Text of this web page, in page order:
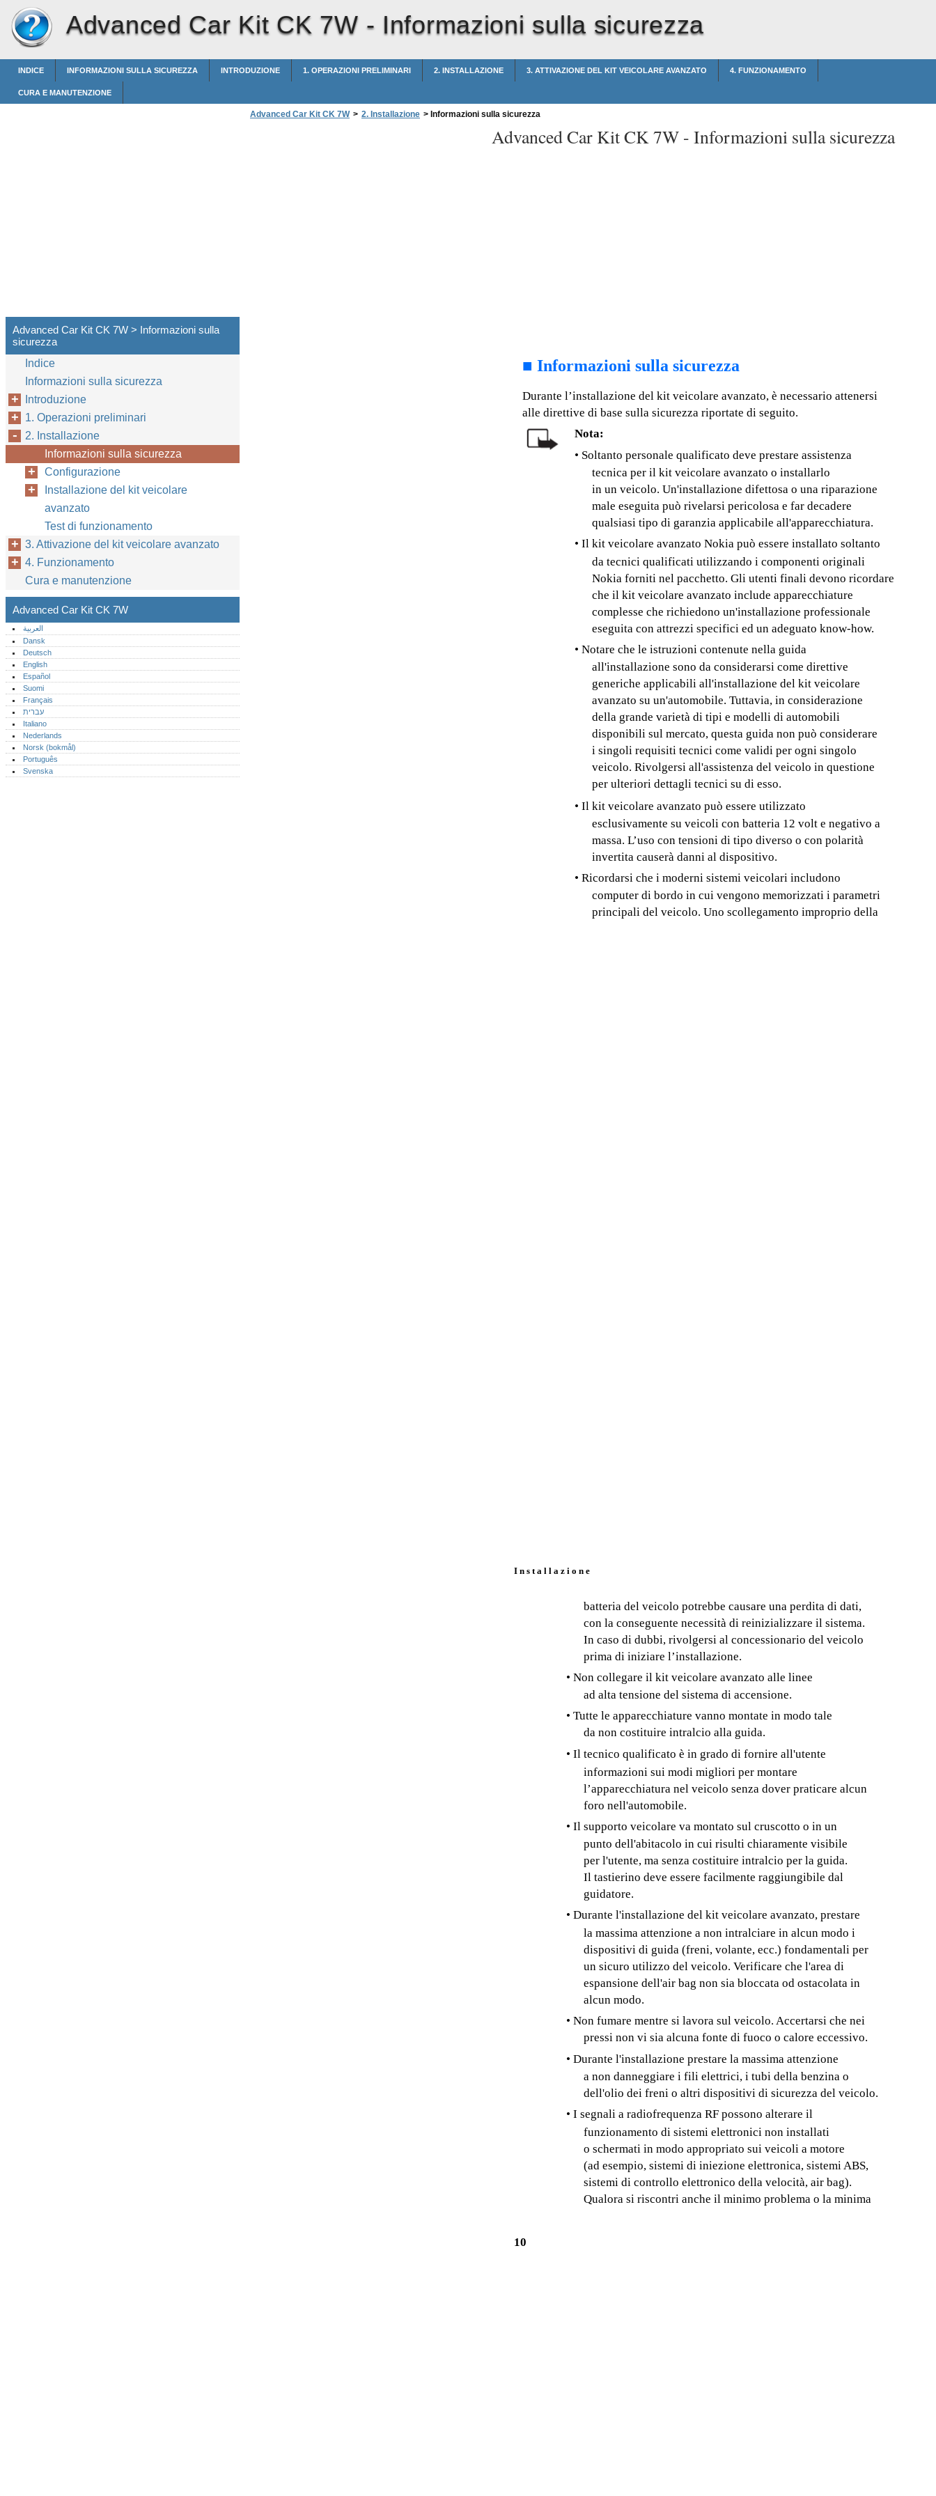
Advanced Car Kit CK 7W - Informazioni sulla sicurezza
INDICE INFORMAZIONI SULLA SICUREZZA INTRODUZIONE 1. OPERAZIONI PRELIMINARI 2. INSTALLAZIONE 3. ATTIVAZIONE DEL KIT VEICOLARE AVANZATO 4. FUNZIONAMENTO
CURA E MANUTENZIONE
Advanced Car Kit CK 7W > 2. Installazione > Informazioni sulla sicurezza
Advanced Car Kit CK 7W - Informazioni sulla sicurezza
■ Informazioni sulla sicurezza
Durante l’installazione del kit veicolare avanzato, è necessario attenersi
alle direttive di base sulla sicurezza riportate di seguito.
Nota:
• Soltanto personale qualificato deve prestare assistenza
tecnica per il kit veicolare avanzato o installarlo
in un veicolo. Un'installazione difettosa o una riparazione
male eseguita può rivelarsi pericolosa e far decadere
qualsiasi tipo di garanzia applicabile all'apparecchiatura.
• Il kit veicolare avanzato Nokia può essere installato soltanto
da tecnici qualificati utilizzando i componenti originali
Nokia forniti nel pacchetto. Gli utenti finali devono ricordare
che il kit veicolare avanzato include apparecchiature
complesse che richiedono un'installazione professionale
eseguita con attrezzi specifici ed un adeguato know-how.
• Notare che le istruzioni contenute nella guida
all'installazione sono da considerarsi come direttive
generiche applicabili all'installazione del kit veicolare
avanzato su un'automobile. Tuttavia, in considerazione
della grande varietà di tipi e modelli di automobili
disponibili sul mercato, questa guida non può considerare
i singoli requisiti tecnici come validi per ogni singolo
veicolo. Rivolgersi all'assistenza del veicolo in questione
per ulteriori dettagli tecnici su di esso.
• Il kit veicolare avanzato può essere utilizzato
esclusivamente su veicoli con batteria 12 volt e negativo a
massa. L’uso con tensioni di tipo diverso o con polarità
invertita causerà danni al dispositivo.
• Ricordarsi che i moderni sistemi veicolari includono
computer di bordo in cui vengono memorizzati i parametri
principali del veicolo. Uno scollegamento improprio della
I n s t a l l a z i o n e
10
batteria del veicolo potrebbe causare una perdita di dati,
con la conseguente necessità di reinizializzare il sistema.
In caso di dubbi, rivolgersi al concessionario del veicolo
prima di iniziare l’installazione.
• Non collegare il kit veicolare avanzato alle linee
ad alta tensione del sistema di accensione.
• Tutte le apparecchiature vanno montate in modo tale
da non costituire intralcio alla guida.
• Il tecnico qualificato è in grado di fornire all'utente
informazioni sui modi migliori per montare
l’apparecchiatura nel veicolo senza dover praticare alcun
foro nell'automobile.
• Il supporto veicolare va montato sul cruscotto o in un
punto dell'abitacolo in cui risulti chiaramente visibile
per l'utente, ma senza costituire intralcio per la guida.
Il tastierino deve essere facilmente raggiungibile dal
guidatore.
• Durante l'installazione del kit veicolare avanzato, prestare
la massima attenzione a non intralciare in alcun modo i
dispositivi di guida (freni, volante, ecc.) fondamentali per
un sicuro utilizzo del veicolo. Verificare che l'area di
espansione dell'air bag non sia bloccata od ostacolata in
alcun modo.
• Non fumare mentre si lavora sul veicolo. Accertarsi che nei
pressi non vi sia alcuna fonte di fuoco o calore eccessivo.
• Durante l'installazione prestare la massima attenzione
a non danneggiare i fili elettrici, i tubi della benzina o
dell'olio dei freni o altri dispositivi di sicurezza del veicolo.
• I segnali a radiofrequenza RF possono alterare il
funzionamento di sistemi elettronici non installati
o schermati in modo appropriato sui veicoli a motore
(ad esempio, sistemi di iniezione elettronica, sistemi ABS,
sistemi di controllo elettronico della velocità, air bag).
Qualora si riscontri anche il minimo problema o la minima
Advanced Car Kit CK 7W > Informazioni sulla
sicurezza
Indice
Informazioni sulla sicurezza
Introduzione
1. Operazioni preliminari
2. Installazione
Informazioni sulla sicurezza
Configurazione
Installazione del kit veicolare
avanzato
Test di funzionamento
3. Attivazione del kit veicolare avanzato
4. Funzionamento
Cura e manutenzione
Advanced Car Kit CK 7W
العربية
Dansk
Deutsch
English
Español
Suomi
Français
עברית
Italiano
Nederlands
Norsk (bokmål)‎
Português‎
Svenska